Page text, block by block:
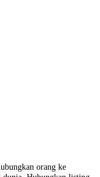
orang ke